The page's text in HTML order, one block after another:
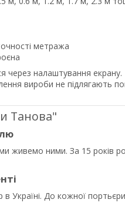
метража
через налаштування
вироби не підлягають
Танова"
ними. За 15 років
в Україні. До кожної